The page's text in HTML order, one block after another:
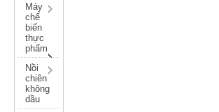
Máy
chế
biến
thực
phẩm
Nồi
chiên
không
dầu